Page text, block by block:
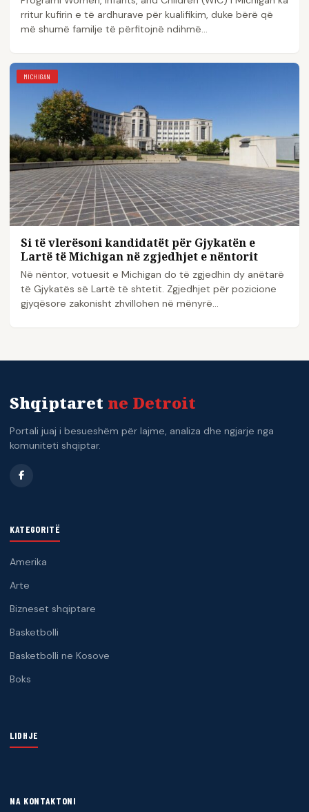
rritur kufirin e të ardhurave për kualifikim, duke bërë që
më shumë familje të përfitojnë ndihmë...
MICHIGAN
Si të vlerësoni kandidatët për Gjykatën e
Lartë të Michigan në zgjedhjet e nëntorit
Në nëntor, votuesit e Michigan do të zgjedhin dy anëtarë
të Gjykatës së Lartë të shtetit. Zgjedhjet për pozicione
gjyqësore zakonisht zhvillohen në mënyrë...
Shqiptaret ne Detroit
Portali juaj i besueshëm për lajme, analiza dhe ngjarje nga
komuniteti shqiptar.
KATEGORITË
Amerika
Arte
Bizneset shqiptare
Basketbolli
Basketbolli ne Kosove
Boks
LIDHJE
NA KONTAKTONI